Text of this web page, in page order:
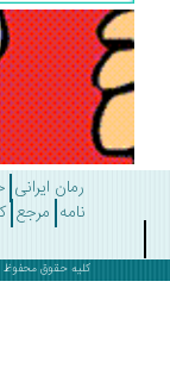
رمان ایرانی
مرجع
کلیه حقوق محفوظ است و